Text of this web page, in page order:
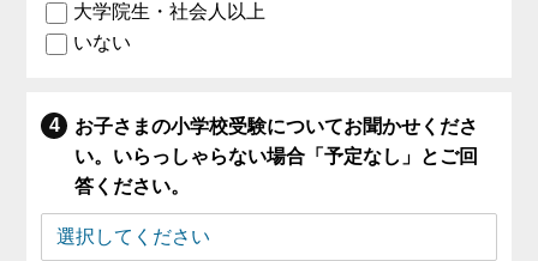
大学院生・社会人以上
いない
お子さまの小学校受験についてお聞かせくださ
い。いらっしゃらない場合「予定なし」とご回
答ください。